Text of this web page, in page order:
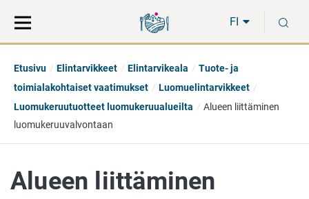
suoraan
sisältöön
koko
sivuston
FI
Etusivu Elintarvikkeet Elintarvikeala
Tuote- ja
toimialakohtaiset vaatimukset
Luomuelintarvikkeet
Luomukeruutuotteet luomukeruualueilta
Alueen liittäminen
luomukeruuvalvontaan
Alueen liittäminen